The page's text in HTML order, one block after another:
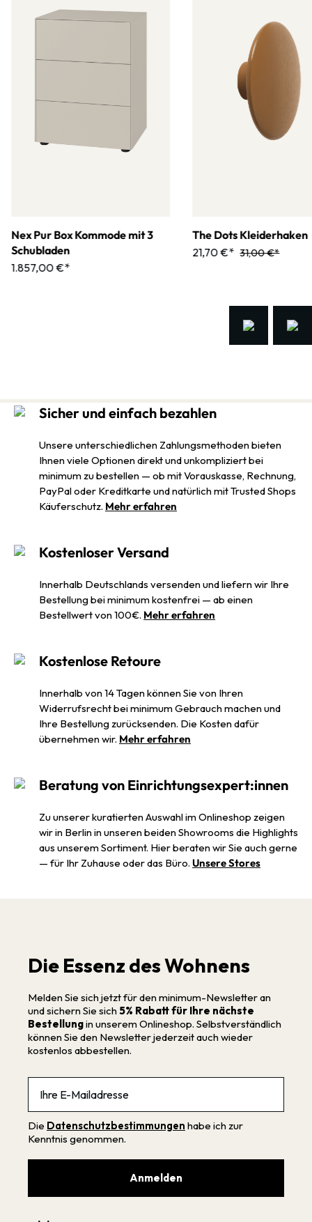
Nex Pur Box Kommode mit 3
Schubladen
1.857,00 €*
The Dots Kleiderhaken
21,70 €* 31,00 €*
Sicher und einfach bezahlen
Unsere unterschiedlichen Zahlungsmethoden bieten
Ihnen viele Optionen direkt und unkompliziert bei
minimum zu bestellen — ob mit Vorauskasse, Rechnung,
PayPal oder Kreditkarte und natürlich mit Trusted Shops
Käuferschutz. Mehr erfahren
Kostenloser Versand
Innerhalb Deutschlands versenden und liefern wir Ihre
Bestellung bei minimum kostenfrei — ab einen
Bestellwert von 100€. Mehr erfahren
Kostenlose Retoure
Innerhalb von 14 Tagen können Sie von Ihren
Widerrufsrecht bei minimum Gebrauch machen und
Ihre Bestellung zurücksenden. Die Kosten dafür
übernehmen wir. Mehr erfahren
Beratung von Einrichtungsexpert:innen
Zu unserer kuratierten Auswahl im Onlineshop zeigen
wir in Berlin in unseren beiden Showrooms die Highlights
aus unserem Sortiment. Hier beraten wir Sie auch gerne
— für Ihr Zuhause oder das Büro. Unsere Stores
Die Essenz des Wohnens
Melden Sie sich jetzt für den minimum-Newsletter an
und sichern Sie sich 5% Rabatt für Ihre nächste
Bestellungin unserem Onlineshop. Selbstverständlich
können Sie den Newsletter jederzeit auch wieder
kostenlos abbestellen.
Die Datenschutzbestimmungen habe ich zur
Kenntnis genommen.
Anmelden